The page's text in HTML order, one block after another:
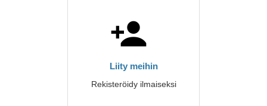
Liity meihin
Rekisteröidy ilmaiseksi